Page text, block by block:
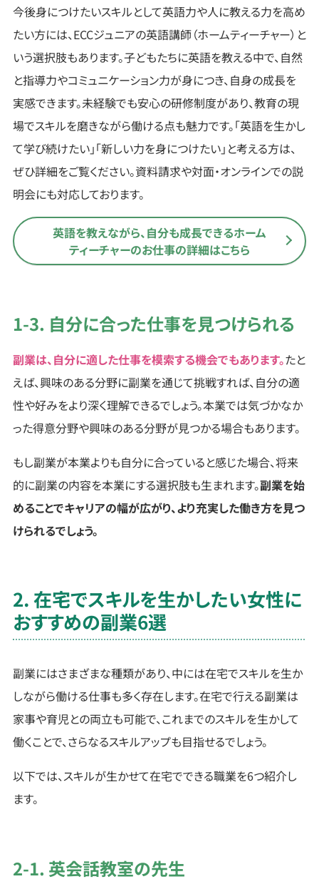
今後身につけたいスキルとして英語力や人に教える力を高め
たい方には、ECCジュニアの英語講師（ホームティーチャー）と
いう選択肢もあります。子どもたちに英語を教える中で、自然
と指導力やコミュニケーション力が身につき、自身の成長を
実感できます。未経験でも安心の研修制度があり、教育の現
場でスキルを磨きながら働ける点も魅力です。「英語を生かし
て学び続けたい」「新しい力を身につけたい」と考える方は、
ぜひ詳細をご覧ください。資料請求や対面・オンラインでの説
明会にも対応しております。
英語を教えながら、自分も成長できるホーム
ティーチャーのお仕事の詳細はこちら
1-3. 自分に合った仕事を見つけられる
副業は、自分に適した仕事を模索する機会でもあります。たと
えば、興味のある分野に副業を通じて挑戦すれば、自分の適
性や好みをより深く理解できるでしょう。本業では気づかなか
った得意分野や興味のある分野が見つかる場合もあります。
もし副業が本業よりも自分に合っていると感じた場合、将来
的に副業の内容を本業にする選択肢も生まれます。副業を始
めることでキャリアの幅が広がり、より充実した働き方を見つ
けられるでしょう。
2. 在宅でスキルを生かしたい女性に
おすすめの副業6選
副業にはさまざまな種類があり、中には在宅でスキルを生か
しながら働ける仕事も多く存在します。在宅で行える副業は
家事や育児との両立も可能で、これまでのスキルを生かして
働くことで、さらなるスキルアップも目指せるでしょう。
以下では、スキルが生かせて在宅でできる職業を6つ紹介し
ます。
2-1. 英会話教室の先生